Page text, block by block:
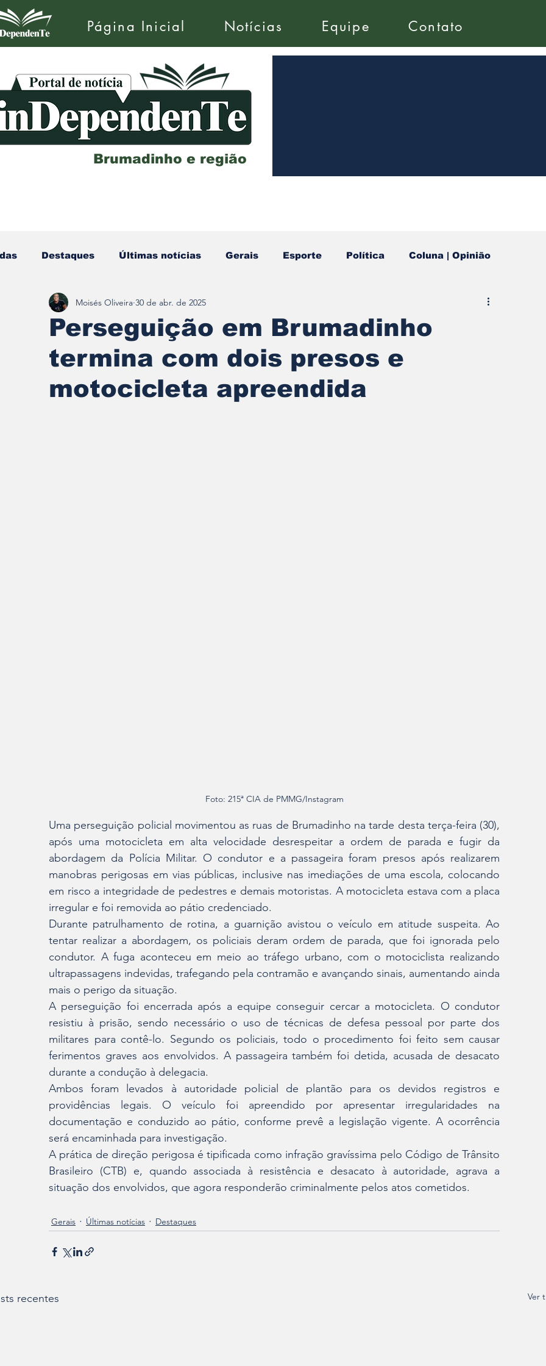
Página Inicial Notícias Equipe Contato
Brumadinho e região
Destaques Últimas notícias Gerais Esporte Política Coluna | Opinião
Redescobrindo Brumadinho
Perseguição em Brumadinho
termina com dois presos e
motocicleta apreendida
Moisés Oliveira 30 de abr. de 2025
Foto: 215ª CIA de PMMG/Instagram
Uma perseguição policial movimentou as ruas de Brumadinho na tarde desta terça-feira (30),
após uma motocicleta em alta velocidade desrespeitar a ordem de parada e fugir da
abordagem da Polícia Militar. O condutor e a passageira foram presos após realizarem
manobras perigosas em vias públicas, inclusive nas imediações de uma escola, colocando
em risco a integridade de pedestres e demais motoristas. A motocicleta estava com a placa
irregular e foi removida ao pátio credenciado.
Durante patrulhamento de rotina, a guarnição avistou o veículo em atitude suspeita. Ao
tentar realizar a abordagem, os policiais deram ordem de parada, que foi ignorada pelo
condutor. A fuga aconteceu em meio ao tráfego urbano, com o motociclista realizando
ultrapassagens indevidas, trafegando pela contramão e avançando sinais, aumentando ainda
mais o perigo da situação.
A perseguição foi encerrada após a equipe conseguir cercar a motocicleta. O condutor
resistiu à prisão, sendo necessário o uso de técnicas de defesa pessoal por parte dos
militares para contê-lo. Segundo os policiais, todo o procedimento foi feito sem causar
ferimentos graves aos envolvidos. A passageira também foi detida, acusada de desacato
durante a condução à delegacia.
Ambos foram levados à autoridade policial de plantão para os devidos registros e
providências legais. O veículo foi apreendido por apresentar irregularidades na
documentação e conduzido ao pátio, conforme prevê a legislação vigente. A ocorrência
será encaminhada para investigação.
A prática de direção perigosa é tipificada como infração gravíssima pelo Código de Trânsito
Brasileiro (CTB) e, quando associada à resistência e desacato à autoridade, agrava a
situação dos envolvidos, que agora responderão criminalmente pelos atos cometidos.
Gerais Últimas notícias Destaques
recentes Ver